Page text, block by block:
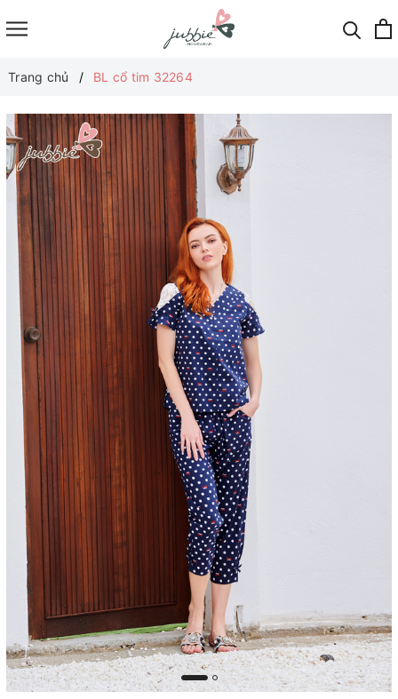
Trang chủ BL cổ tim 32264